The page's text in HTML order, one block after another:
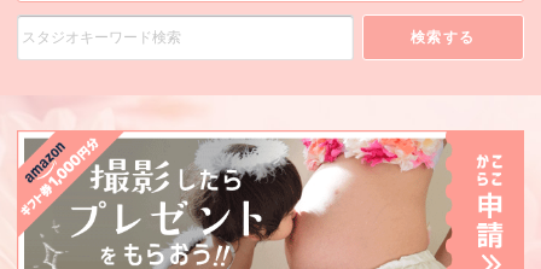
検索する